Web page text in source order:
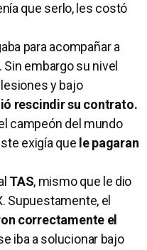
que serlo, les costó
para acompañar a
embargo su nivel
y bajo
rescindir su contrato.
campeón del mundo
exigía que le pagaran
TAS, mismo que le dio
Supuestamente, el
correctamente el
iba a solucionar bajo